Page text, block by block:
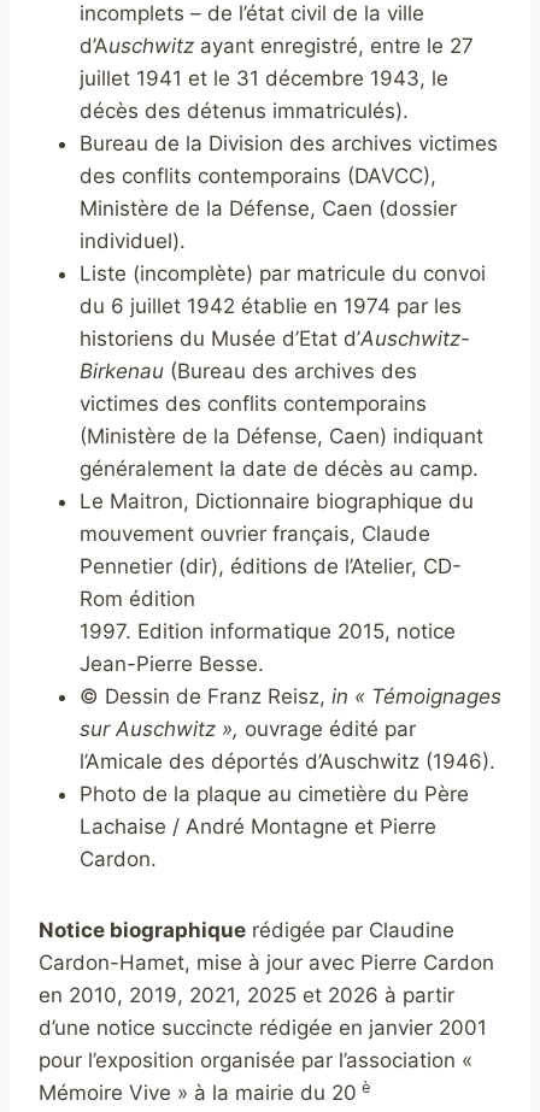
incomplets – de l’état civil de la ville
d’Auschwitz ayant enregistré, entre le 27
juillet 1941 et le 31 décembre 1943, le
décès des détenus immatriculés).
Bureau de la Division des archives victimes
des conflits contemporains (DAVCC),
Ministère de la Défense, Caen (dossier
individuel).
Liste (incomplète) par matricule du convoi
du 6 juillet 1942 établie en 1974 par les
historiens du Musée d’Etat d’Auschwitz-
Birkenau (Bureau des archives des
victimes des conflits contemporains
(Ministère de la Défense, Caen) indiquant
généralement la date de décès au camp.
Le Maitron, Dictionnaire biographique du
mouvement ouvrier français, Claude
Pennetier (dir), éditions de l’Atelier, CD-
Rom édition
1997. Edition informatique 2015, notice
Jean-Pierre Besse.
© Dessin de Franz Reisz, in « Témoignages
sur Auschwitz », ouvrage édité par
l’Amicale des déportés d’Auschwitz (1946).
Photo de la plaque au cimetière du Père
Lachaise / André Montagne et Pierre
Cardon.
Notice biographique rédigée par Claudine
Cardon-Hamet, mise à jour avec Pierre Cardon
en 2010, 2019, 2021, 2025 et 2026 à partir
d’une notice succincte rédigée en janvier 2001
pour l’exposition organisée par l’association «
Mémoire Vive » à la mairie du 20 è